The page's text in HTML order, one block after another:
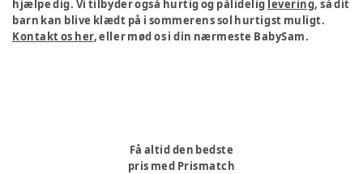
hjælpe dig. Vi tilbyder også hurtig og pålidelig levering, så dit
barn kan blive klædt på i sommerens sol hurtigst muligt.
Kontakt os her, eller mød os i din nærmeste BabySam.
Få altid den bedste
pris med Prismatch